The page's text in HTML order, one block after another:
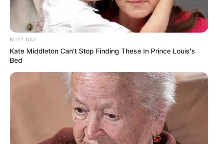
BUZZ DAY
Kate Middleton Can't Stop Finding These In Prince Louis's
Bed